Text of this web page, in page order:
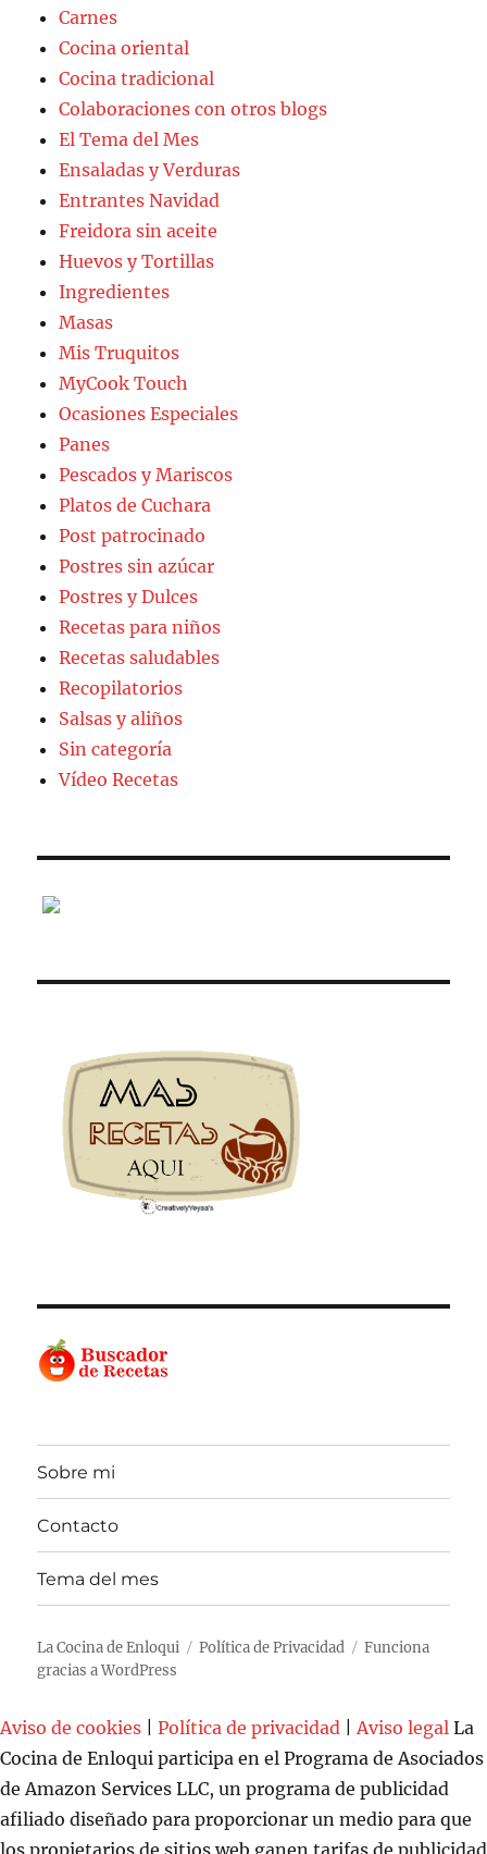
Carnes
Cocina oriental
Cocina tradicional
Colaboraciones con otros blogs
El Tema del Mes
Ensaladas y Verduras
Entrantes Navidad
Freidora sin aceite
Huevos y Tortillas
Ingredientes
Masas
Mis Truquitos
MyCook Touch
Ocasiones Especiales
Panes
Pescados y Mariscos
Platos de Cuchara
Post patrocinado
Postres sin azúcar
Postres y Dulces
Recetas para niños
Recetas saludables
Recopilatorios
Salsas y aliños
Sin categoría
Vídeo Recetas
Sobre mi
Contacto
Tema del mes
La Cocina de Enloqui Política de Privacidad
Funciona
gracias a WordPress
Aviso de cookies Política de privacidad |Aviso legal La
Cocina de Enloqui participa en el Programa de Asociados
de Amazon Services LLC, un programa de publicidad
afiliado diseñado para proporcionar un medio para que